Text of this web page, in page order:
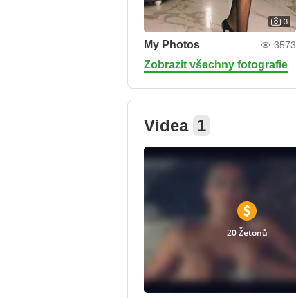
3
My Photos 3573
Zobrazit všechny fotografie
Videa 1
20 Žetonů